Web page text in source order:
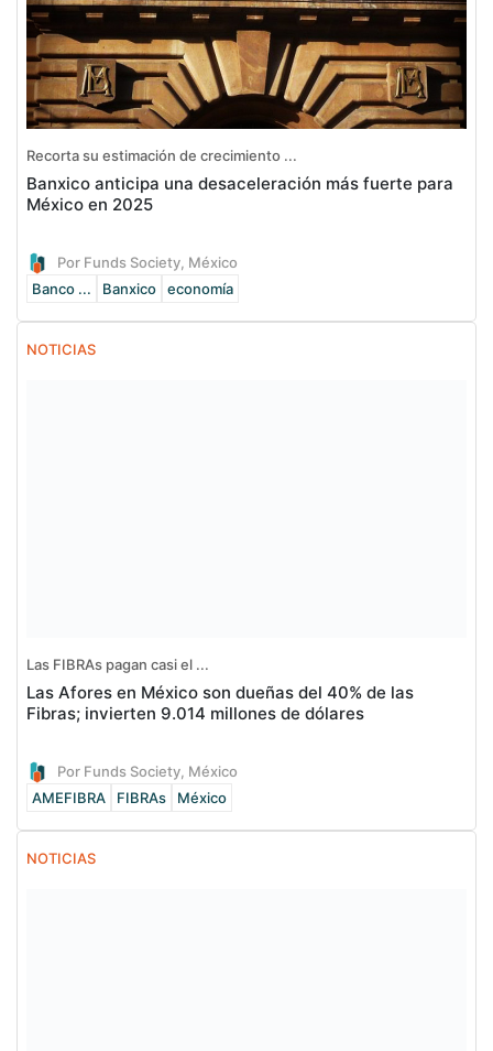
Recorta su estimación de crecimiento ...
Banxico anticipa una desaceleración más fuerte para
México en 2025
Por Funds Society, México
Banco ...
Banxico economía
NOTICIAS
Las FIBRAs pagan casi el ...
Las Afores en México son dueñas del 40% de las
Fibras; invierten 9.014 millones de dólares
Por Funds Society, México
AMEFIBRA
FIBRAs México
NOTICIAS